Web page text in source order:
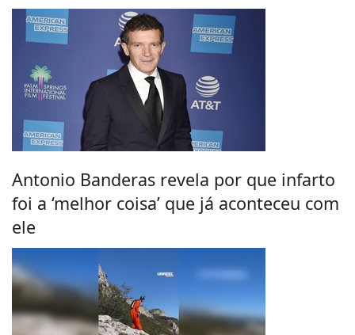
Antonio Banderas revela por que infarto
foi a ‘melhor coisa’ que já aconteceu com
ele